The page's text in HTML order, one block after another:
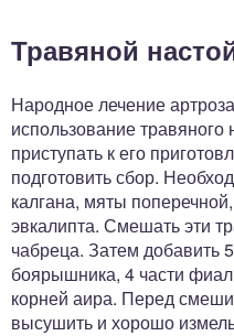
Травяной
Народное лечение
использование
приступать к его
подготовить сбор.
калгана, мяты
эвкалипта. Смешать эти
чабреца. Затем добавить
боярышника, 4 части
корней аира. Перед
высушить и хорошо